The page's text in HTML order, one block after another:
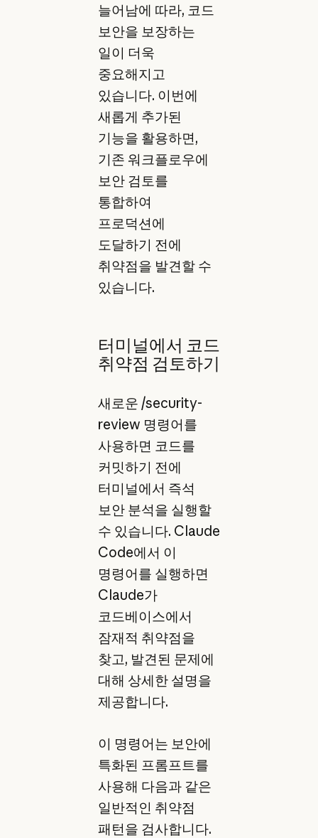
늘어남에 따라, 코드
보안을 보장하는
일이 더욱
중요해지고
있습니다. 이번에
새롭게 추가된
기능을 활용하면,
기존 워크플로우에
보안 검토를
통합하여
프로덕션에
도달하기 전에
취약점을 발견할 수
있습니다.
터미널에서 코드
취약점 검토하기
새로운 /security-
review 명령어를
사용하면 코드를
커밋하기 전에
터미널에서 즉석
보안 분석을 실행할
수 있습니다. Claude
Code에서 이
명령어를 실행하면
Claude가
코드베이스에서
잠재적 취약점을
찾고, 발견된 문제에
대해 상세한 설명을
제공합니다.
이 명령어는 보안에
특화된 프롬프트를
사용해 다음과 같은
일반적인 취약점
패턴을 검사합니다.